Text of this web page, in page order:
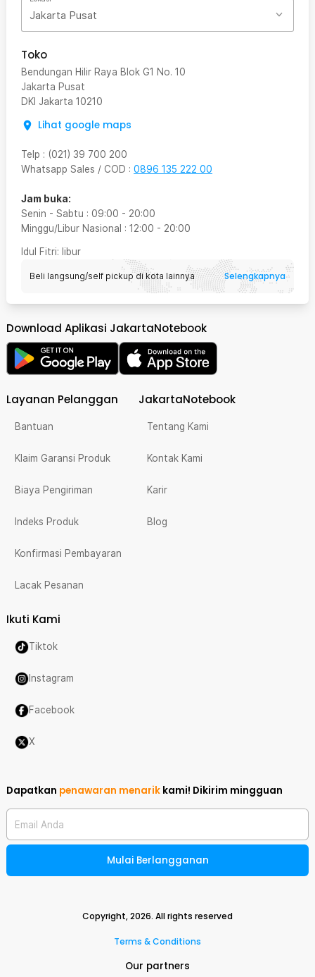
Jakarta Pusat
Toko
Bendungan Hilir Raya Blok G1 No. 10
Jakarta Pusat
DKI Jakarta 10210
Lihat google maps
Telp : (021) 39 700 200
Whatsapp Sales / COD : 0896 135 222 00
Jam buka:
Senin - Sabtu : 09:00 - 20:00
Minggu/Libur Nasional : 12:00 - 20:00
Idul Fitri: libur
Beli langsung/self pickup di kota lainnya Selengkapnya
Download Aplikasi JakartaNotebook
Layanan Pelanggan
Bantuan
Klaim Garansi Produk
Biaya Pengiriman
Indeks Produk
Konfirmasi Pembayaran
Lacak Pesanan
JakartaNotebook
Tentang Kami
Kontak Kami
Karir
Blog
Ikuti Kami
Tiktok
Instagram
Facebook
X
Dapatkan penawaran menarik kami! Dikirim mingguan
Email Anda
Mulai Berlangganan
Copyright,2026. All rights reserved
Terms & Conditions
Our partners